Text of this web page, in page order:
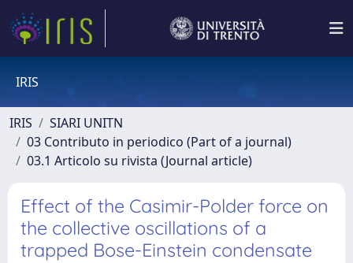
IRIS
IRIS
SIARI UNITN
03 Contributo in periodico (Part of a journal)
03.1 Articolo su rivista (Journal article)
Effect of the Casimir-Polder force on
the collective oscillations of a
trapped Bose-Einstein condensate